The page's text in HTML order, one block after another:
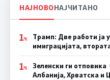
НАЈНОВОНАЈЧИТАНО
1Ч
Трамп: Две работи ја
имиграцијата,
1Ч
Зеленски ги
Албанија, Хрватска и